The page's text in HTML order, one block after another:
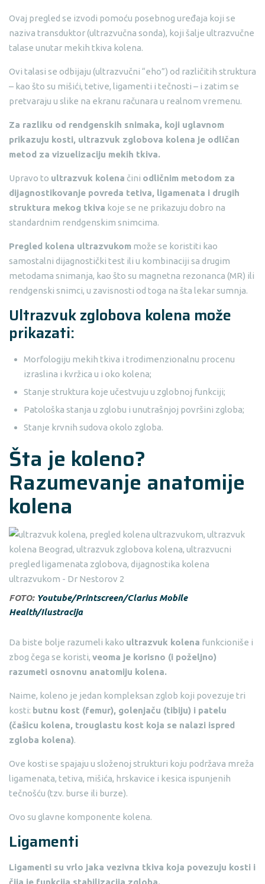
Ovaj pregled se izvodi pomoću posebnog uređaja koji se
naziva transduktor (ultrazvučna sonda), koji šalje ultrazvučne
talase unutar mekih tkiva kolena.
Ovi talasi se odbijaju (ultrazvučni “eho”) od različitih struktura
– kao što su mišići, tetive, ligamenti i tečnosti – i zatim se
pretvaraju u slike na ekranu računara u realnom vremenu.
Za razliku od rendgenskih snimaka, koji uglavnom
prikazuju kosti, ultrazvuk zglobova kolena je odličan
metod za vizuelizaciju mekih tkiva.
Upravo to ultrazvuk kolena čini odličnim metodom za
dijagnostikovanje povreda tetiva, ligamenata i drugih
struktura mekog tkiva koje se ne prikazuju dobro na
standardnim rendgenskim snimcima.
Pregled kolena ultrazvukom može se koristiti kao
samostalni dijagnostički test ili u kombinaciji sa drugim
metodama snimanja, kao što su magnetna rezonanca (MR) ili
rendgenski snimci, u zavisnosti od toga na šta lekar sumnja.
Ultrazvuk zglobova kolena može
prikazati:
Morfologiju mekih tkiva i trodimenzionalnu procenu
izraslina i kvržica u i oko kolena;
Stanje struktura koje učestvuju u zglobnoj funkciji;
Patološka stanja u zglobu i unutrašnjoj površini zgloba;
Stanje krvnih sudova okolo zgloba.
Šta je koleno?
Razumevanje anatomije
kolena
FOTO: Youtube/Printscreen/Clarius Mobile
Health/Ilustracija
Da biste bolje razumeli kako ultrazvuk kolena funkcioniše i
zbog čega se koristi, veoma je korisno (i poželjno)
razumeti osnovnu anatomiju kolena.
Naime, koleno je jedan kompleksan zglob koji povezuje tri
kosti: butnu kost (femur), golenjaču (tibiju) i patelu
(čašicu kolena, trouglastu kost koja se nalazi ispred
zgloba kolena).
Ove kosti se spajaju u složenoj strukturi koju podržava mreža
ligamenata, tetiva, mišića, hrskavice i kesica ispunjenih
tečnošću (tzv. burse ili burze).
Ovo su glavne komponente kolena.
Ligamenti
Ligamenti su vrlo jaka vezivna tkiva koja povezuju kosti i